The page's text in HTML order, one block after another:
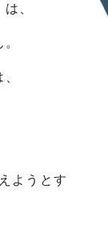
、
。
ようとす